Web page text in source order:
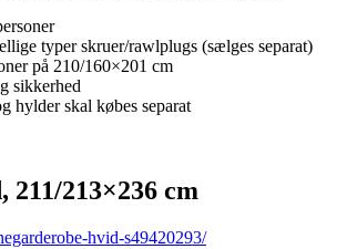
typer skruer/rawlplugs (sælges separat)
på 210/160×201 cm
sikkerhed
hylder skal købes separat
213×236 cm
hvid-s49420293/